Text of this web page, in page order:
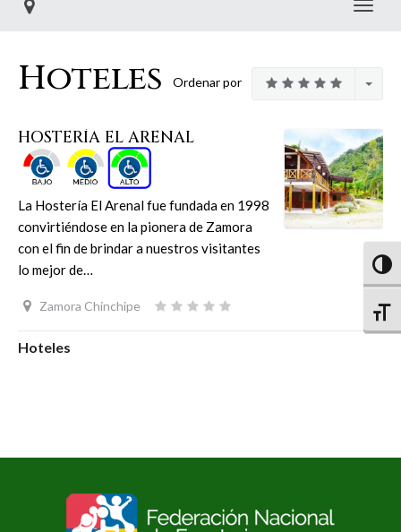
Hoteles Ordenar por
HOSTERÍA EL ARENAL
La Hostería El Arenal fue fundada en 1998
convirtiéndose en la pionera de Zamora
con el fin de brindar a nuestros visitantes
lo mejor de…
Zamora Chinchipe
Hoteles